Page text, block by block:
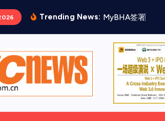
Trending News: MyBHA签署